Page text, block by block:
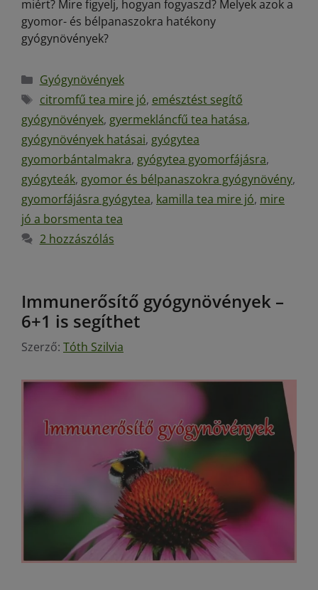
miért? Mire figyelj, hogyan fogyaszd? Melyek azok a
gyomor- és bélpanaszokra hatékony
gyógynövények?
Gyógynövények
citromfű tea mire jó, emésztést segítő
gyógynövények, gyermekláncfű tea hatása,
gyógynövények hatásai, gyógytea
gyomorbántalmakra, gyógytea gyomorfájásra,
gyógyteák, gyomor és bélpanaszokra gyógynövény,
gyomorfájásra gyógytea, kamilla tea mire jó, mire
jó a borsmenta tea
2 hozzászólás
Immunerősítő gyógynövények –
6+1 is segíthet
Szerző: Tóth Szilvia